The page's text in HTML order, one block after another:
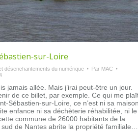
sur-Loire
désenchantements du numérique Par MAC
jamais allée. Mais j’irai peut-être un jour.
de ce billet, par exemple. Ce qui me
Sébastien-sur-Loire, ce n’est ni sa
enfance ni sa déchèterie réhabilitée, ni le
commune de 26000 habitants de la
de Nantes abrite la propriété familiale…